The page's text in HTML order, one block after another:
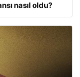
nasıl oldu?